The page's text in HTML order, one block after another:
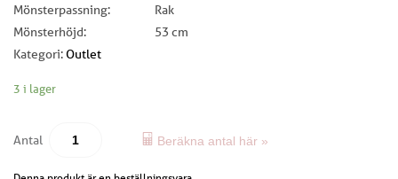
Mönsterpassning:
Rak
Mönsterhöjd:
53 cm
Kategori: Outlet
3 i lager
Antal Beräkna antal här »